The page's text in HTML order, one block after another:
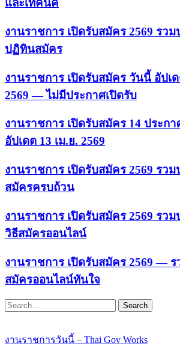
และเทคนิค
งานราชการ เปิดรับสมัคร 2569 รว
ปฏิทินสมัคร
งานราชการ เปิดรับสมัคร วันนี้ อัปเ
2569 — ไม่มีประกาศเปิดรับ
งานราชการ เปิดรับสมัคร 14 ประกา
อัปเดต 13 เม.ย. 2569
งานราชการ เปิดรับสมัคร 2569 รว
สมัครครบถ้วน
งานราชการ เปิดรับสมัคร 2569 รว
วิธีสมัครออนไลน์
งานราชการ เปิดรับสมัคร 2569 —
สมัครออนไลน์ทันใจ
Search
งานราชการวันนี้ – Thai Gov Works